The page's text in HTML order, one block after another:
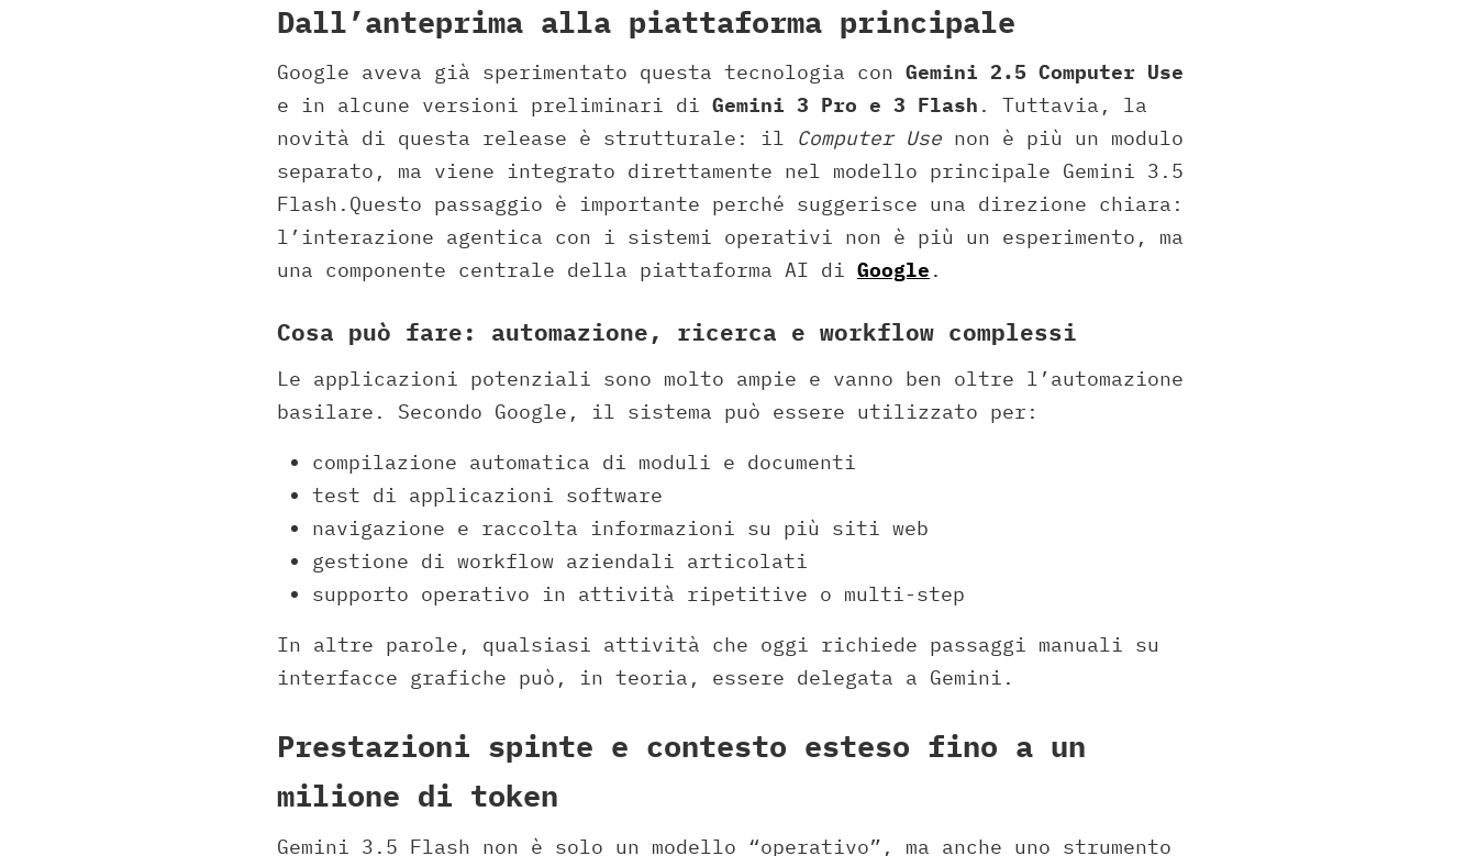
Dall’anteprima alla piattaforma principale
Google aveva già sperimentato questa tecnologia con Gemini 2.5 Computer Use
e in alcune versioni preliminari di Gemini 3 Pro e 3 Flash . Tuttavia, la
novità di questa release è strutturale: il Computer Use non è più un modulo
separato, ma viene integrato direttamente nel modello principale Gemini 3.5
Flash.Questo passaggio è importante perché suggerisce una direzione chiara:
l’interazione agentica con i sistemi operativi non è più un esperimento, ma
una componente centrale della piattaforma AI di Google .
Cosa può fare: automazione, ricerca e workflow complessi
Le applicazioni potenziali sono molto ampie e vanno ben oltre l’automazione
basilare. Secondo Google, il sistema può essere utilizzato per:
compilazione automatica di moduli e documenti
test di applicazioni software
navigazione e raccolta informazioni su più siti web
gestione di workflow aziendali articolati
supporto operativo in attività ripetitive o multi-step
In altre parole, qualsiasi attività che oggi richiede passaggi manuali su
interfacce grafiche può, in teoria, essere delegata a Gemini.
Prestazioni spinte e contesto esteso fino a un
milione di token
Gemini 3.5 Flash non è solo un modello “operativo”, ma anche uno strumento